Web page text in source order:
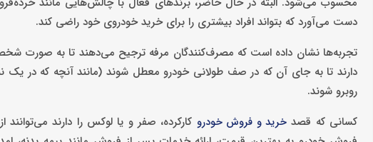
دست می‌آورد که بتواند افراد بیشتری را برای خرید خودروی خود راضی کند.
تجربه‌ها نشان داده است که مصرف‌کنندگان مرفه ترجیح می‌دهند تا به صورت شخصی
دارند تا به جای آن که در صف طولانی خودرو معطل شوند (مانند آنچه که در
روبرو شوند.
کسانی که قصدخرید و فروش خودرو کارکرده، صفر و یا لوکس را دارند